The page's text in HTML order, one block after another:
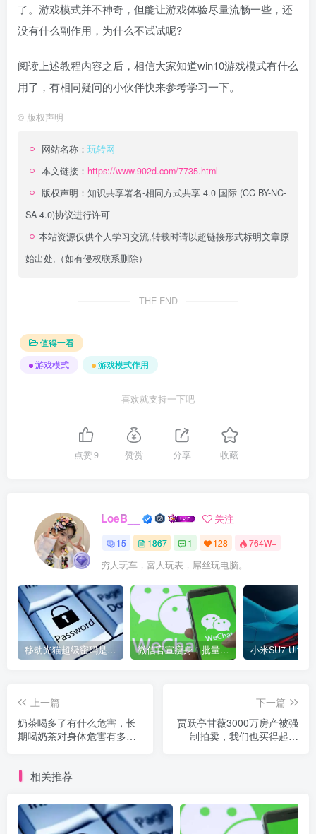
了。游戏模式并不神奇，但能让游戏体验尽量流畅一些，还
没有什么副作用，为什么不试试呢?
阅读上述教程内容之后，相信大家知道win10游戏模式有什么
用了，有相同疑问的小伙伴快来参考学习一下。
© 版权声明
网站名称： 玩转网
本文链接： https://www.902d.com/7735.html
版权声明： 知识共享署名-相同方式共享 4.0 国际 (CC BY-NC-
SA 4.0)协议进行许可
本站资源仅供个人学习交流,转载时请以超链接形式标明文章原
始出处,（如有侵权联系删除）
THE END
值得一看
游戏模式
游戏模式作用
喜欢就支持一下吧
点赞9 赞赏 分享 收藏
LoeB__ 关注
15 1867 1 128 764W+
穷人玩车，富人玩表，屌丝玩电脑。
移动光猫超级密码是多少？移动光猫超级管理员后台账号与密码 微信官宣瘦身！批量清理原图新功能来了 安卓、iOS均可使用
上一篇
奶茶喝多了有什么危害，长
期喝奶茶对身体危害有多
下一篇
贾跃亭甘薇3000万房产被强
制拍卖，我们也买得起房
相关推荐